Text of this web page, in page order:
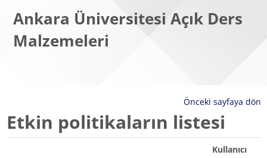
Ankara Üniversitesi Açık Ders
Malzemeleri
Önceki sayfaya dön
Etkin politikaların listesi
Kullanıcı